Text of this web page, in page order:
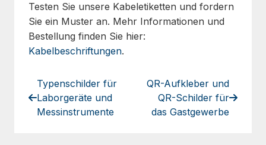
Testen Sie unsere Kabeletiketten und fordern
Sie ein Muster an. Mehr Informationen und
Bestellung finden Sie hier:
Kabelbeschriftungen.
Typenschilder für
Laborgeräte und
Messinstrumente
QR-Aufkleber und
QR-Schilder für
das Gastgewerbe